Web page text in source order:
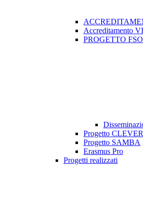
Accreditamento
PROGETTO
Progetto
Progetto SAMBA
Erasmus Pro
Progetti realizzati